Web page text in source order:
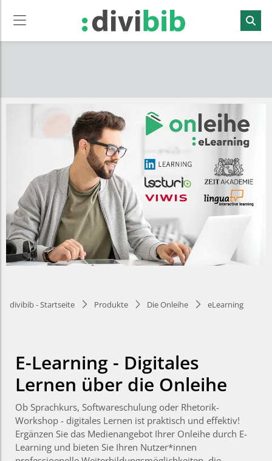
divibib - Startseite Produkte Die Onleihe eLearning
E-Learning - Digitales
Lernen über die Onleihe
Ob Sprachkurs, Softwareschulung oder Rhetorik-
Workshop - digitales Lernen ist praktisch und effektiv!
Ergänzen Sie das Medienangebot Ihrer Onleihe durch E-
Learning und bieten Sie Ihren Nutzer*innen